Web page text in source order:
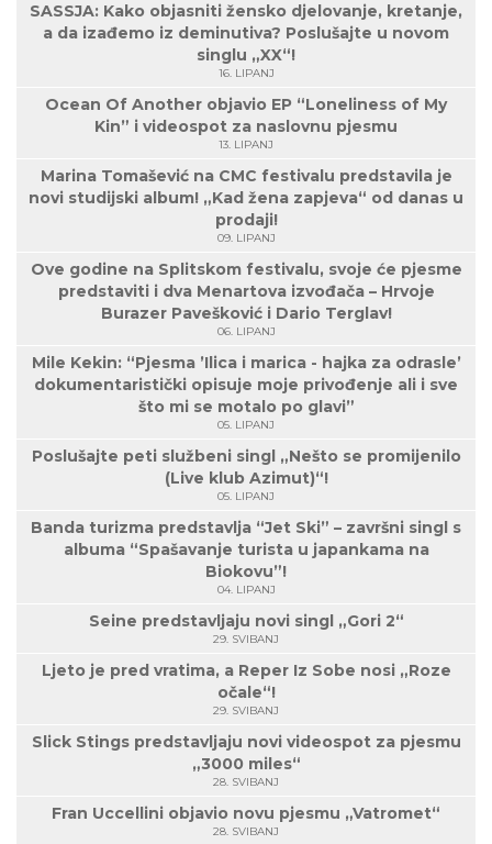
SASSJA: Kako objasniti žensko djelovanje, kretanje,
a da izađemo iz deminutiva? Poslušajte u novom
singlu „XX“!
16. LIPANJ
Ocean Of Another objavio EP “Loneliness of My
Kin” i videospot za naslovnu pjesmu
13. LIPANJ
Marina Tomašević na CMC festivalu predstavila je
novi studijski album! „Kad žena zapjeva“ od danas u
prodaji!
09. LIPANJ
Ove godine na Splitskom festivalu, svoje će pjesme
predstaviti i dva Menartova izvođača – Hrvoje
Burazer Pavešković i Dario Terglav!
06. LIPANJ
Mile Kekin: “Pjesma ’Ilica i marica - hajka za odrasle’
dokumentaristički opisuje moje privođenje ali i sve
što mi se motalo po glavi”
05. LIPANJ
Poslušajte peti službeni singl „Nešto se promijenilo
(Live klub Azimut)“!
05. LIPANJ
Banda turizma predstavlja “Jet Ski” – završni singl s
albuma “Spašavanje turista u japankama na
Biokovu”!
04. LIPANJ
Seine predstavljaju novi singl „Gori 2“
29. SVIBANJ
Ljeto je pred vratima, a Reper Iz Sobe nosi „Roze
očale“!
29. SVIBANJ
Slick Stings predstavljaju novi videospot za pjesmu
„3000 miles“
28. SVIBANJ
Fran Uccellini objavio novu pjesmu „Vatromet“
28. SVIBANJ